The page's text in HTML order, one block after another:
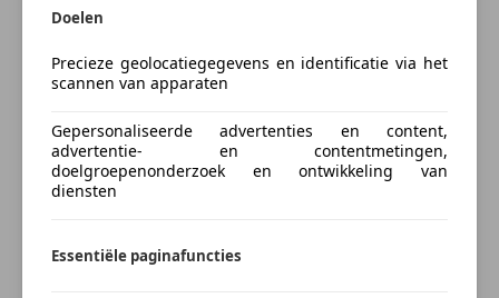
Zij-airbags
Extra
Dakrails
Lichtmetalen velgen (16")
In het geval van intracommunautaire levering dienen
wij minimaal de volgende gegevens van u te
BTW nummer, kopie legitimatie van de ondernemer
en een volledige betaling via de bankrekening van het
betreffende bedrijf.
factuurbedrag. Zodra u ons heeft geïnformeerd en
Bereken nu
Doelen
Precieze geolocatiegegevens en identificatie via het
scannen van apparaten
Gepersonaliseerde advertenties en content,
advertentie- en contentmetingen,
doelgroepenonderzoek en ontwikkeling van
diensten
Essentiële paginafuncties